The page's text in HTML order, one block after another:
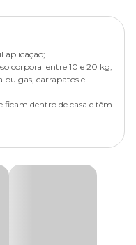
aplicação;
corporal entre 10 e 20 kg;
pulgas, carrapatos e
ficam dentro de casa e têm